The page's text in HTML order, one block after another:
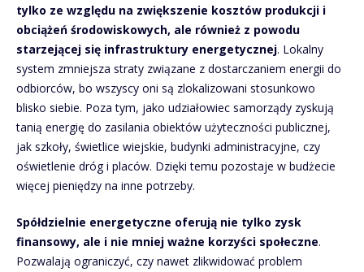
tylko ze względu na zwiększenie kosztów produkcji i
obciążeń środowiskowych, ale również z powodu
starzejącej się infrastruktury energetycznej. Lokalny
system zmniejsza straty związane z dostarczaniem energii do
odbiorców, bo wszyscy oni są zlokalizowani stosunkowo
blisko siebie. Poza tym, jako udziałowiec samorządy zyskują
tanią energię do zasilania obiektów użyteczności publicznej,
jak szkoły, świetlice wiejskie, budynki administracyjne, czy
oświetlenie dróg i placów. Dzięki temu pozostaje w budżecie
więcej pieniędzy na inne potrzeby.
Spółdzielnie energetyczne oferują nie tylko zysk
finansowy, ale i nie mniej ważne korzyści społeczne.
Pozwalają ograniczyć, czy nawet zlikwidować problem